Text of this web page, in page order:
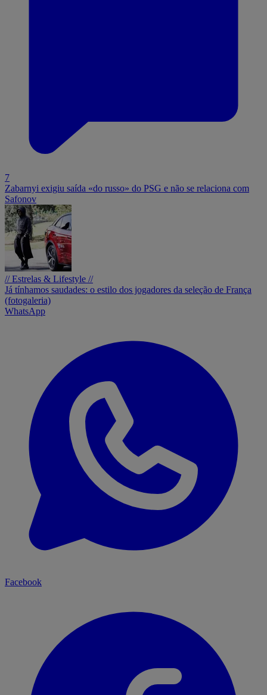
7
Zabarnyi exigiu saída «do russo» do PSG e não se relaciona com
Safonov
// Estrelas & Lifestyle //
Já tínhamos saudades: o estilo dos jogadores da seleção de França
(fotogaleria)
WhatsApp
Facebook